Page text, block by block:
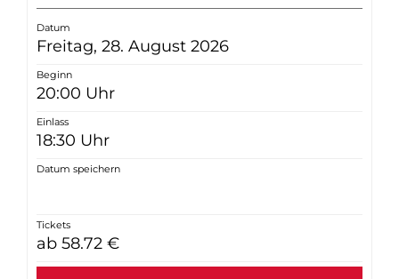
Datum
Freitag, 28. August 2026
Beginn
20:00 Uhr
Einlass
18:30 Uhr
Datum speichern
Tickets
ab 58.72 €